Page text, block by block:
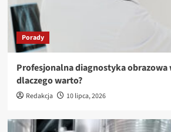
Porady
Profesjonalna diagnostyka obrazowa
dlaczego warto?
Redakcja 10 lipca, 2026